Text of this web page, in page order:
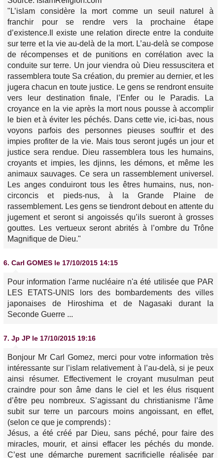
"L’islam considère la mort comme un seuil naturel à
franchir pour se rendre vers la prochaine étape
d’existence.Il existe une relation directe entre la conduite
sur terre et la vie au-delà de la mort. L’au-delà se compose
de récompenses et de punitions en corrélation avec la
conduite sur terre. Un jour viendra où Dieu ressuscitera et
rassemblera toute Sa création, du premier au dernier, et les
jugera chacun en toute justice. Le gens se rendront ensuite
vers leur destination finale, l’Enfer ou le Paradis. La
croyance en la vie après la mort nous pousse à accomplir
le bien et à éviter les péchés. Dans cette vie, ici-bas, nous
voyons parfois des personnes pieuses souffrir et des
impies profiter de la vie. Mais tous seront jugés un jour et
justice sera rendue. Dieu rassemblera tous les humains,
croyants et impies, les djinns, les démons, et même les
animaux sauvages. Ce sera un rassemblement universel.
Les anges conduiront tous les êtres humains, nus, non-
circoncis et pieds-nus, à la Grande Plaine de
rassemblement. Les gens se tiendront debout en attente du
jugement et seront si angoissés qu’ils sueront à grosses
gouttes. Les vertueux seront abrités à l’ombre du Trône
Magnifique de Dieu."
6. Carl GOMES le 17/10/2015 14:15
Pour information l'arme nucléaire n'a été utilisée que PAR
LES ETATS-UNIS lors des bombardements des villes
japonaises de Hiroshima et de Nagasaki durant la
Seconde Guerre ...
7. Jp JP le 17/10/2015 19:16
Bonjour Mr Carl Gomez, merci pour votre information très
intéressante sur l’islam relativement à l’au-delà, si je peux
ainsi résumer. Effectivement le croyant musulman peut
craindre pour son âme dans le ciel et les élus risquent
d’être peu nombreux. S’agissant du christianisme l’âme
subit sur terre un parcours moins angoissant, en effet,
(selon ce que je comprends) :
Jésus, a été créé par Dieu, sans péché, pour faire des
miracles, mourir, et ainsi effacer les péchés du monde.
C’est une démarche purement sacrificielle réalisée par